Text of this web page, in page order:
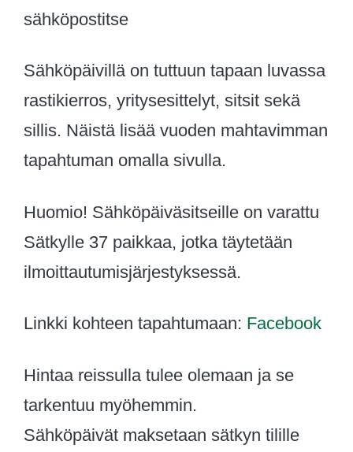
sähköpostitse
Sähköpäivillä on tuttuun tapaan luvassa
rastikierros, yritysesittelyt, sitsit sekä
sillis. Näistä lisää vuoden mahtavimman
tapahtuman omalla sivulla.
Huomio! Sähköpäiväsitseille on varattu
Sätkylle 37 paikkaa, jotka täytetään
ilmoittautumisjärjestyksessä.
Linkki kohteen tapahtumaan: Facebook
Hintaa reissulla tulee olemaan ja se
tarkentuu myöhemmin.
Sähköpäivät maksetaan sätkyn tilille